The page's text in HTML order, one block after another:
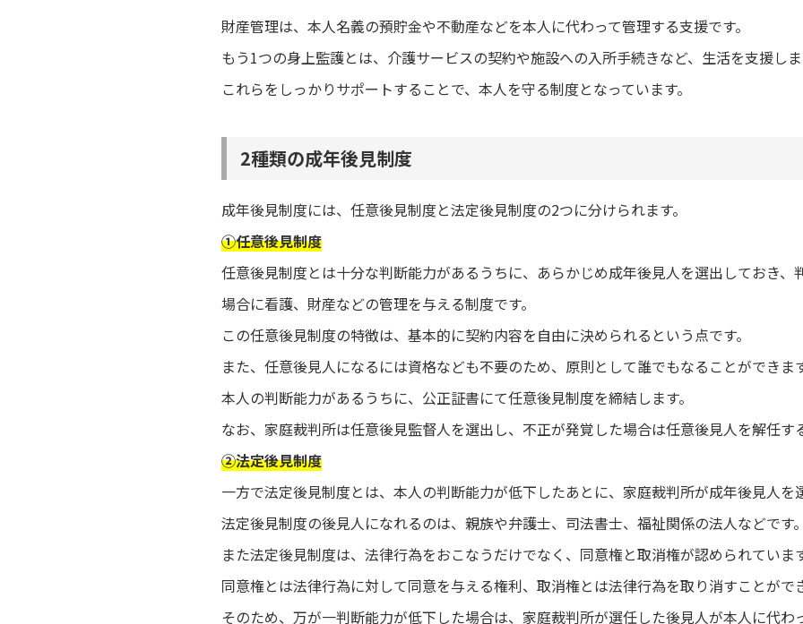
財産管理は、本人名義の預貯金や不動産などを本人に代わって管理する支援です。
もう1つの身上監護とは、介護サービスの契約や施設への入所手続きなど、生活を支援し
これらをしっかりサポートすることで、本人を守る制度となっています。
2種類の成年後見制度
成年後見制度には、任意後見制度と法定後見制度の2つに分けられます。
①任意後見制度
任意後見制度とは十分な判断能力があるうちに、あらかじめ成年後見人を選出しておき、
場合に看護、財産などの管理を与える制度です。
この任意後見制度の特徴は、基本的に契約内容を自由に決められるという点です。
また、任意後見人になるには資格なども不要のため、原則として誰でもなることができま
本人の判断能力があるうちに、公正証書にて任意後見制度を締結します。
なお、家庭裁判所は任意後見監督人を選出し、不正が発覚した場合は任意後見人を解任す
②法定後見制度
一方で法定後見制度とは、本人の判断能力が低下したあとに、家庭裁判所が成年後見人を
法定後見制度の後見人になれるのは、親族や弁護士、司法書士、福祉関係の法人などです
また法定後見制度は、法律行為をおこなうだけでなく、同意権と取消権が認められていま
同意権とは法律行為に対して同意を与える権利、取消権とは法律行為を取り消すことがで
そのため、万が一判断能力が低下した場合は、家庭裁判所が選任した後見人が本人に代わ